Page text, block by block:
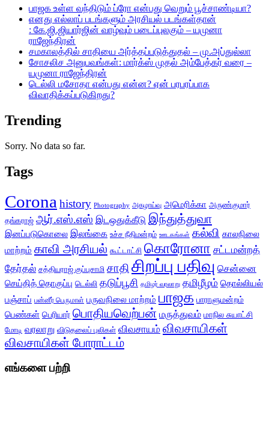
பாஜக உள்ள வந்திடும் ப்ரோ என்பது வெறும் பூச்சாண்டியா?
எனது எல்லாப் படங்களும் அரசியல் படங்கள்தான்
: கே.ஜி.ஜியார்ஜின் வாழ்வும் படைப்புலகும் – யமுனா
ராஜேந்திரன்
சமகாலத்தில் சாதியை அர்த்தப்படுத்துதல் – மு.அப்துல்லா
சோசலிச அனுபவங்கள்: மார்க்ஸ் முதல் அம்பேத்கர் வரை –
யமுனா ராஜேந்திரன்
டெல்லி மசோதா என்பது என்ன? ஏன் பரபரப்பாக
விவாதிக்கப்படுகிறது?
Trending
Sorry. No data so far.
Tags
Corona history Photography அகழாய்வு அமெரிக்கா அருண்குமார்
தங்கராஜ் ஆர்.எஸ்.எஸ் இடஒதுக்கீடு இந்துத்துவா
இனப்படுகொலை இலங்கை உச்ச நீதிமன்றம் ஊடகங்கள் கல்வி காலநிலை
மாற்றம் காவி அரசியல் கூட்டாட்சி கொரோனா சட்டமன்றத்
தேர்தல் சத்தியராஜ் குப்புசாமி சாதிசிறப்பு பதிவு சென்னை
செய்தித் தொகுப்பு டெல்லி தடுப்பூசி தமிழர் வரலாறு தமிழீழம் தொல்லியல்
பஞ்சாப் பன்னீர் பெருமாள் பருவநிலை மாற்றம் பாஜக பாராளுமன்றம்
பெண்கள் பெரியார் பொதியவெற்பன் மருத்துவம் மாநில சுயாட்சி
மோடி வரலாறு விடுதலைப் புலிகள் விவசாயம் விவசாயிகள்
விவசாயிகள் போராட்டம்
எங்களை பற்றி